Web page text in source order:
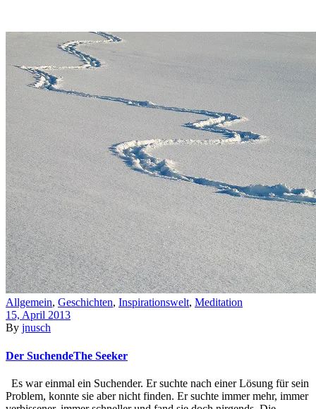
Allgemein, Geschichten, Inspirationswelt, Meditation
15, April 2013
By jnusch
Der SuchendeThe Seeker
Es war einmal ein Suchender. Er suchte nach einer Lösung für sein
Problem, konnte sie aber nicht finden. Er suchte immer mehr, immer